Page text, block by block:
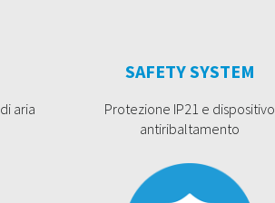
aria
SAFETY SYSTEM
Protezione IP21 e dispositivo
antiribaltamento